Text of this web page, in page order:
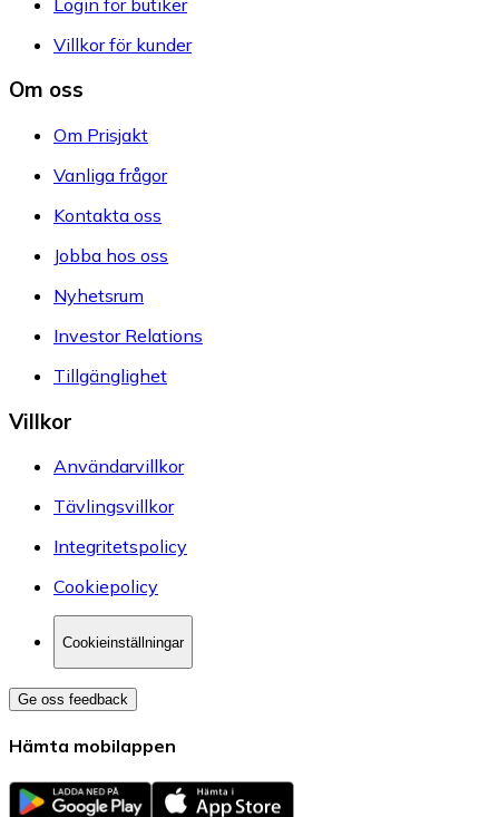
Villkor för kunder
Om oss
Om Prisjakt
Vanliga frågor
Kontakta oss
Jobba hos oss
Nyhetsrum
Investor Relations
Tillgänglighet
Villkor
Användarvillkor
Tävlingsvillkor
Integritetspolicy
Cookiepolicy
Cookieinställningar
Ge oss feedback
Hämta mobilappen